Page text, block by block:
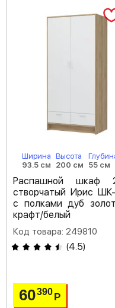
Ширина
93.5 см
Высота
200 см
55 см
Распашной шкаф
створчатый Ирис
с полками дуб
крафт/белый
Код товара: 249810
(4.5)
60390Р